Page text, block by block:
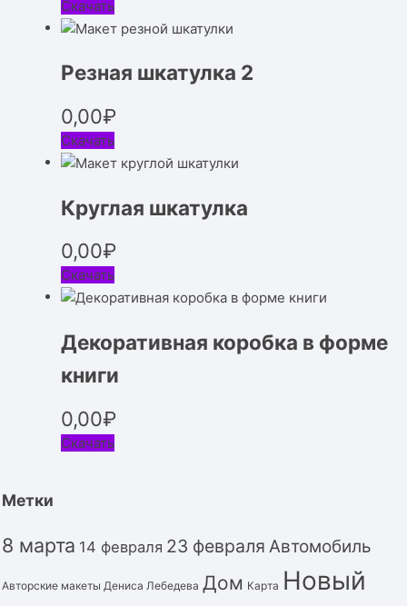
Скачать
Резная шкатулка 2
0,00₽
Скачать
Круглая шкатулка
0,00₽
Скачать
Декоративная коробка в форме
книги
0,00₽
Скачать
Метки
8 марта 14 февраля 23 февраля Автомобиль
Авторские макеты Дениса Лебедева Дом Карта Новый